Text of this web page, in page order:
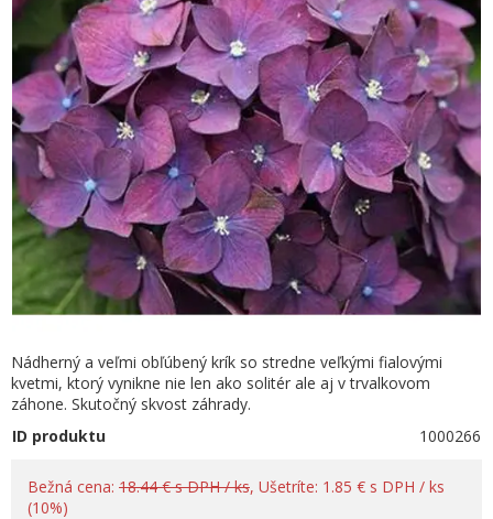
Nádherný a veľmi obľúbený krík so stredne veľkými fialovými
kvetmi, ktorý vynikne nie len ako solitér ale aj v trvalkovom
záhone. Skutočný skvost záhrady.
ID produktu
1000266
Bežná cena: 18.44 € s DPH / ks, Ušetríte: 1.85 € s DPH / ks
(10%)